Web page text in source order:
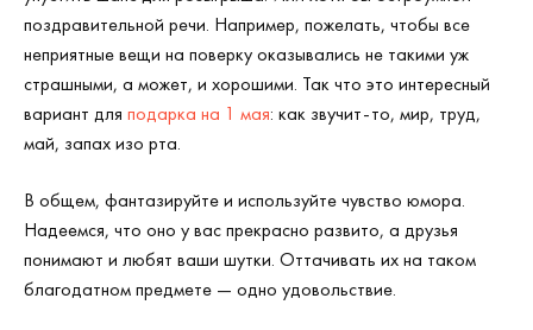
поздравительной речи. Например, пожелать, чтобы все
неприятные вещи на поверку оказывались не такими уж
страшными, а может, и хорошими. Так что это интересный
вариант для подарка на 1 мая: как звучит-то, мир, труд,
май, запах изо рта.
В общем, фантазируйте и используйте чувство юмора.
Надеемся, что оно у вас прекрасно развито, а друзья
понимают и любят ваши шутки. Оттачивать их на таком
благодатном предмете — одно удовольствие.